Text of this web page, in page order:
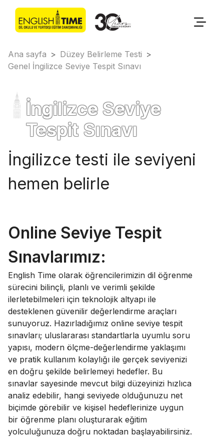
Ana sayfa > Düzey Belirleme Testi >
Genel İngilizce Seviye Tespit Sınavı
İngilizce Seviye
Tespit Sınavı
İngilizce testi ile seviyeni
hemen belirle
Online Seviye Tespit
Sınavlarımız:
English Time olarak öğrencilerimizin dil öğrenme
sürecini bilinçli, planlı ve verimli şekilde
ilerletebilmeleri için teknolojik altyapı ile
desteklenen güvenilir değerlendirme araçları
sunuyoruz. Hazırladığımız online seviye tespit
sınavları; uluslararası standartlarla uyumlu soru
yapısı, modern ölçme-değerlendirme yaklaşımı
ve pratik kullanım kolaylığı ile gerçek seviyenizi
en doğru şekilde belirlemeyi hedefler. Bu
sınavlar sayesinde mevcut bilgi düzeyinizi hızlıca
analiz edebilir, hangi seviyede olduğunuzu net
biçimde görebilir ve kişisel hedeflerinize uygun
bir öğrenme planı oluşturarak eğitim
yolculuğunuza doğru noktadan başlayabilirsiniz.